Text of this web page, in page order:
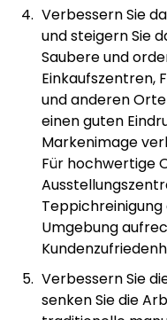
Verbessern Sie
und steigern Sie
Saubere und
Einkaufszentren,
und anderen
einen guten
Markenimage
Für hochwertige
Umgebung
Verbessern Sie
senken Sie die